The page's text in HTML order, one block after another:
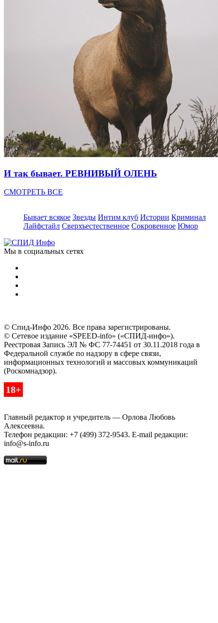
И так бывает. РЕВНИВЫЙ ОЛЕНЬ
СМОТРЕТЬ ВСЕ
Бывает всякое Звезды Интим клуб Истории Криминал
Лайфстайл Сверхъестественное Сокровенное Юмор
Мы в социальных сетях
© Спид-Инфо 2026. Все права зарегистрированы.
© Сетевое издание «SPEED-info» («СПИД-инфо»).
Реестровая Запись ЭЛ № ФС 77-74451 от 30.11.2018 года в
Федеральной службе по надзору в сфере связи,
информационных технологий и массовых коммуникаций
(Роскомнадзор).
18+
Главный редактор и учредитель — Орлова Любовь
Алексеевна.
Телефон редакции: +7 (499) 372-9543. E-mail редакции:
info@s-info.ru